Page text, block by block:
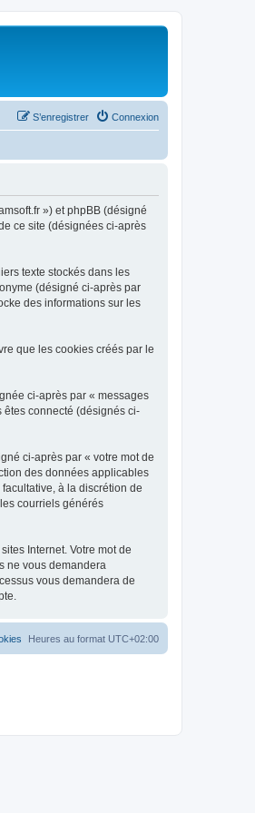
Connexion
S’enregistrer
») et phpBB (désigné
ce site (désignées ci-après
texte stockés dans les
(désigné ci-après par
des informations sur les
que les cookies créés par le
ci-après par « messages
êtes connecté (désignés ci-
ci-après par « votre mot de
des données applicables
à la discrétion de
courriels générés
Internet. Votre mot de
ne vous demandera
vous demandera de
Heures au format UTC+02:00